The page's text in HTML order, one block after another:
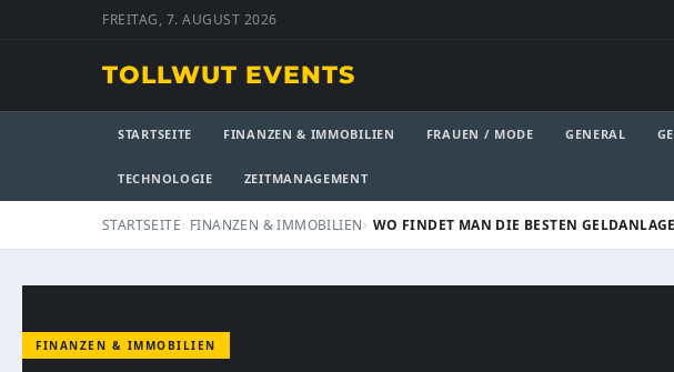
FREITAG, 7. AUGUST 2026
TOLLWUT EVENTS
STARTSEITE FINANZEN & IMMOBILIEN FRAUEN / MODE GENERAL
TECHNOLOGIE ZEITMANAGEMENT
STARTSEITE FINANZEN & IMMOBILIEN WO FINDET MAN DIE BESTEN
FINANZEN & IMMOBILIEN